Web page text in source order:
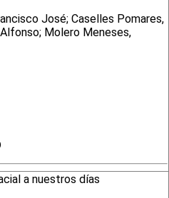
José; Caselles Pomares,
Molero Meneses,